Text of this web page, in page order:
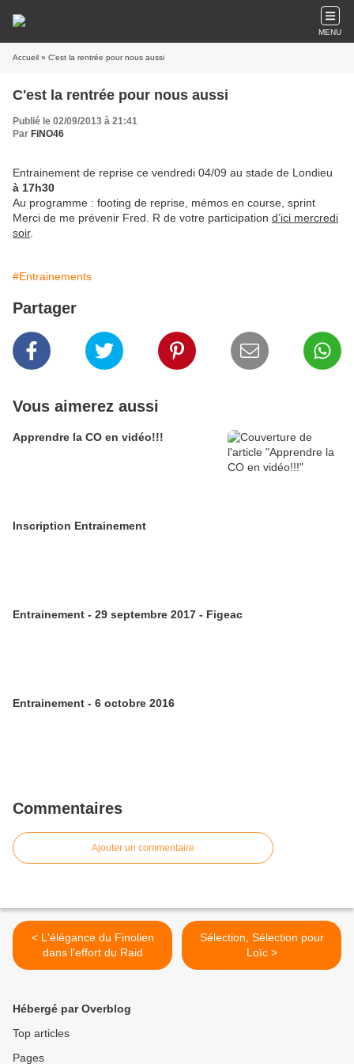
MENU
Accueil » C'est la rentrée pour nous aussi
C'est la rentrée pour nous aussi
Publié le 02/09/2013 à 21:41
Par FiNO46
Entrainement de reprise ce vendredi 04/09 au stade de Londieu
à 17h30
Au programme : footing de reprise, mémos en course, sprint
Merci de me prévenir Fred. R de votre participation d’ici mercredi
soir.
#Entrainements
Partager
Vous aimerez aussi
Apprendre la CO en vidéo!!!
Inscription Entrainement
Entrainement - 29 septembre 2017 - Figeac
Entrainement - 6 octobre 2016
Commentaires
Ajouter un commentaire
< L'élégance du Finolien
dans l'effort du Raid
Sélection, Sélection pour
Loïc >
Hébergé par Overblog
Top articles
Pages